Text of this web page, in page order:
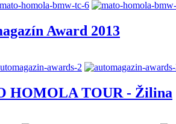
Award 2013
HOMOLA TOUR - Žilina